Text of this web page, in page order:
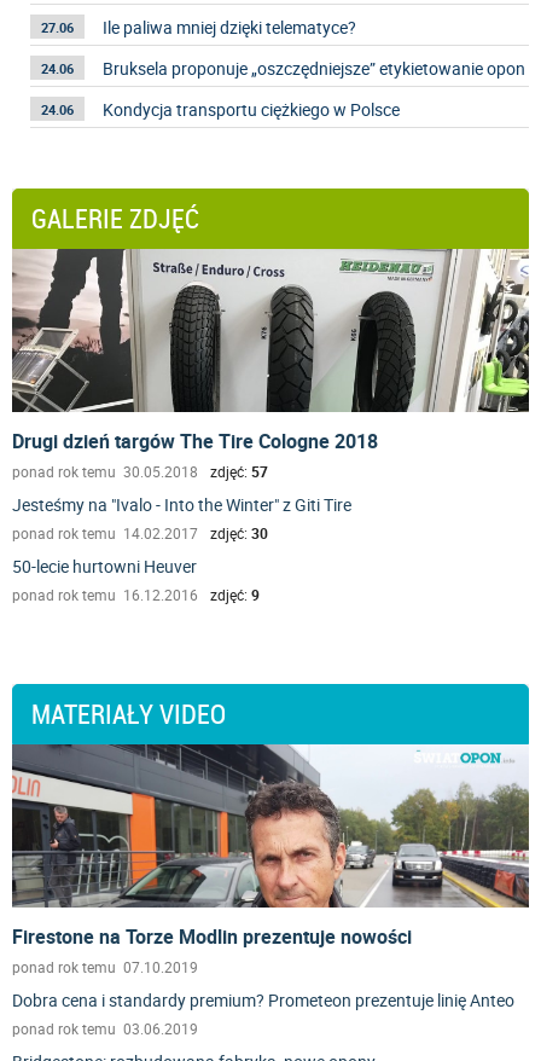
27.06 Ile paliwa mniej dzięki telematyce?
24.06 Bruksela proponuje „oszczędniejsze” etykietowanie opon
24.06 Kondycja transportu ciężkiego w Polsce
GALERIE ZDJĘĆ
Drugi dzień targów The Tire Cologne 2018
ponad rok temu 30.05.2018 zdjęć: 57
Jesteśmy na "Ivalo - Into the Winter" z Giti Tire
ponad rok temu 14.02.2017 zdjęć: 30
50-lecie hurtowni Heuver
ponad rok temu 16.12.2016 zdjęć: 9
MATERIAŁY VIDEO
Firestone na Torze Modlin prezentuje nowości
ponad rok temu 07.10.2019
Dobra cena i standardy premium? Prometeon prezentuje linię Anteo
ponad rok temu 03.06.2019